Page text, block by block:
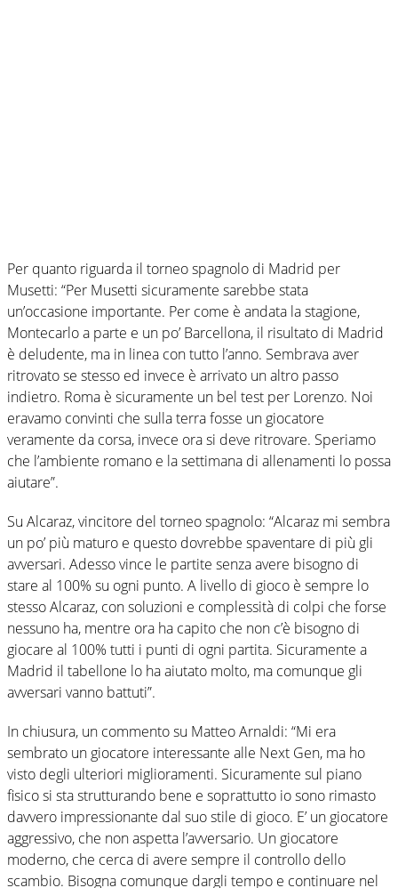
Per quanto riguarda il torneo spagnolo di Madrid per
Musetti: “Per Musetti sicuramente sarebbe stata
un’occasione importante. Per come è andata la stagione,
Montecarlo a parte e un po’ Barcellona, il risultato di Madrid
è deludente, ma in linea con tutto l’anno. Sembrava aver
ritrovato se stesso ed invece è arrivato un altro passo
indietro. Roma è sicuramente un bel test per Lorenzo. Noi
eravamo convinti che sulla terra fosse un giocatore
veramente da corsa, invece ora si deve ritrovare. Speriamo
che l’ambiente romano e la settimana di allenamenti lo possa
aiutare”.
Su Alcaraz, vincitore del torneo spagnolo: “Alcaraz mi sembra
un po’ più maturo e questo dovrebbe spaventare di più gli
avversari. Adesso vince le partite senza avere bisogno di
stare al 100% su ogni punto. A livello di gioco è sempre lo
stesso Alcaraz, con soluzioni e complessità di colpi che forse
nessuno ha, mentre ora ha capito che non c’è bisogno di
giocare al 100% tutti i punti di ogni partita. Sicuramente a
Madrid il tabellone lo ha aiutato molto, ma comunque gli
avversari vanno battuti”.
In chiusura, un commento su Matteo Arnaldi: “Mi era
sembrato un giocatore interessante alle Next Gen, ma ho
visto degli ulteriori miglioramenti. Sicuramente sul piano
fisico si sta strutturando bene e soprattutto io sono rimasto
davvero impressionante dal suo stile di gioco. E’ un giocatore
aggressivo, che non aspetta l’avversario. Un giocatore
moderno, che cerca di avere sempre il controllo dello
scambio. Bisogna comunque dargli tempo e continuare nel